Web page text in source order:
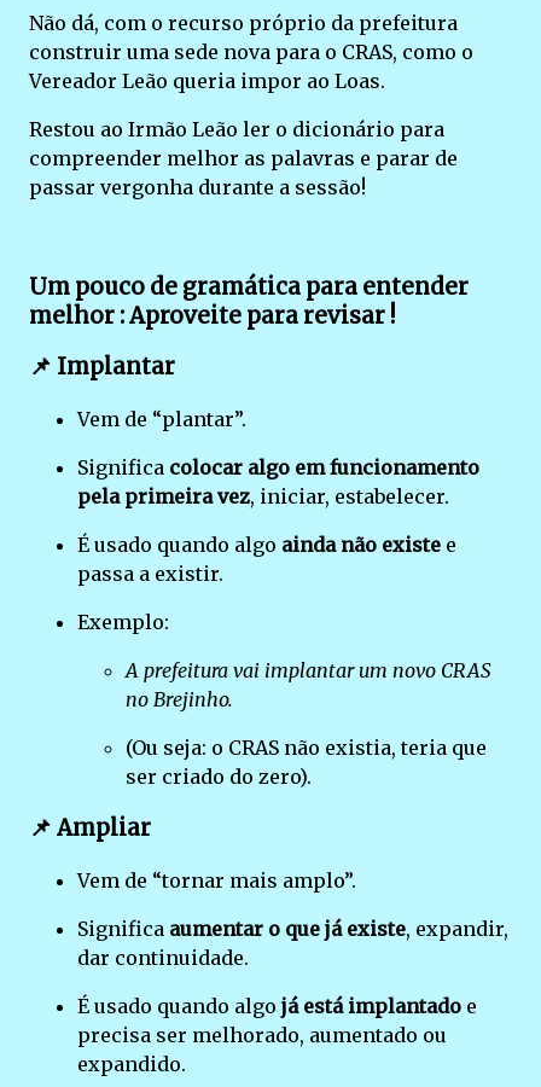
Não dá, com o recurso próprio da prefeitura
construir uma sede nova para o CRAS, como o
Vereador Leão queria impor ao Loas.
Restou ao Irmão Leão ler o dicionário para
compreender melhor as palavras e parar de
passar vergonha durante a sessão!
Um pouco de gramática para entender
melhor : Aproveite para revisar !
📌 Implantar
Vem de “plantar”.
Significa colocar algo em funcionamento
pela primeira vez, iniciar, estabelecer.
É usado quando algo ainda não existe e
passa a existir.
Exemplo:
A prefeitura vai implantar um novo CRAS
no Brejinho.
(Ou seja: o CRAS não existia, teria que
ser criado do zero).
📌 Ampliar
Vem de “tornar mais amplo”.
Significa aumentar o que já existe, expandir,
dar continuidade.
É usado quando algo já está implantado e
precisa ser melhorado, aumentado ou
expandido.